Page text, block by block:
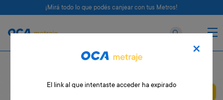
¡Mirá todo lo que podés canjear con tus Metros!
×
El link al que intentaste acceder ha expirado